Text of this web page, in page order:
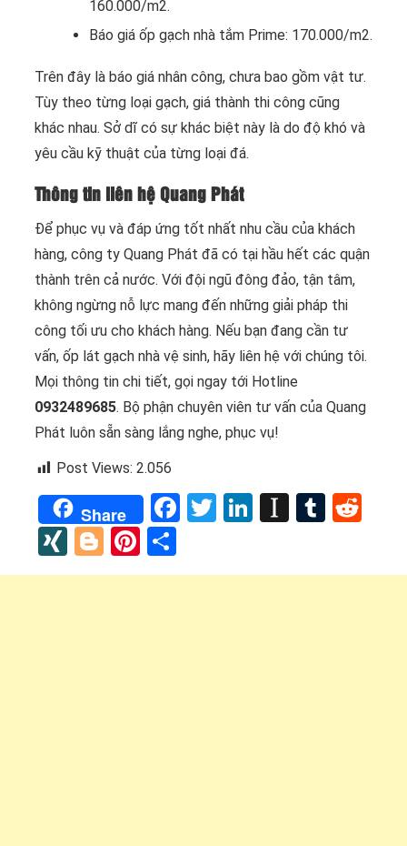
160.000/m2.
Báo giá ốp gạch nhà tắm Prime: 170.000/m2.
Trên đây là báo giá nhân công, chưa bao gồm vật tư.
Tùy theo từng loại gạch, giá thành thi công cũng
khác nhau. Sở dĩ có sự khác biệt này là do độ khó và
yêu cầu kỹ thuật của từng loại đá.
Thông tin liên hệ Quang Phát
Để phục vụ và đáp ứng tốt nhất nhu cầu của khách
hàng, công ty Quang Phát đã có tại hầu hết các quận
thành trên cả nước. Với đội ngũ đông đảo, tận tâm,
không ngừng nỗ lực mang đến những giải pháp thi
công tối ưu cho khách hàng. Nếu bạn đang cần tư
vấn, ốp lát gạch nhà vệ sinh, hãy liên hệ với chúng tôi.
Mọi thông tin chi tiết, gọi ngay tới Hotline
0932489685. Bộ phận chuyên viên tư vấn của Quang
Phát luôn sẵn sàng lắng nghe, phục vụ!
Post Views: 2.056
Share Facebook
Twitter
LinkedIn
XINGBloggerPinterest